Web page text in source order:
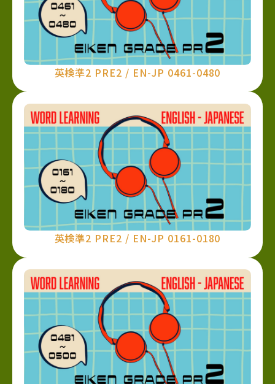
英検準2 PRE2 / EN-JP 0461-0480
英検準2 PRE2 / EN-JP 0161-0180